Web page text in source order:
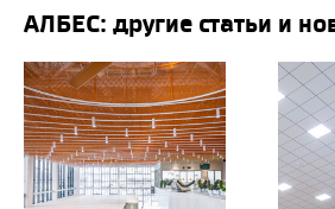
АЛБЕС: другие статьи и